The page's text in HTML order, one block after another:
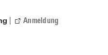
Anmeldung